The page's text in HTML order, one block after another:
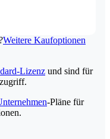
Weitere Kaufoptionen
Lizenz und sind für
-Pläne für